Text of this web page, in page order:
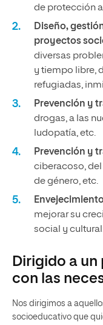
de protección
Diseño,
proyectos
diversas
y tiempo libre,
refugiadas,
Prevención y
drogas, a las
ludopatía, etc.
Prevención y
ciberacoso,
de género, etc.
mejorar su
social y
Dirigido a
con las
Nos dirigimos a
socioeducativo que